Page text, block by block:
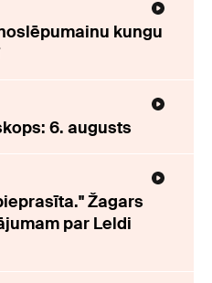
kungu
6. augusts
Žagars
par Leldi